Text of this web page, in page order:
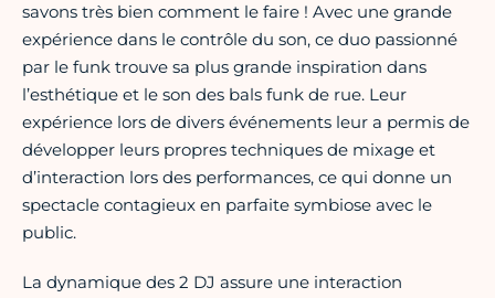
savons très bien comment le faire ! Avec une grande
expérience dans le contrôle du son, ce duo passionné
par le funk trouve sa plus grande inspiration dans
l’esthétique et le son des bals funk de rue. Leur
expérience lors de divers événements leur a permis de
développer leurs propres techniques de mixage et
d’interaction lors des performances, ce qui donne un
spectacle contagieux en parfaite symbiose avec le
public.
La dynamique des 2 DJ assure une interaction